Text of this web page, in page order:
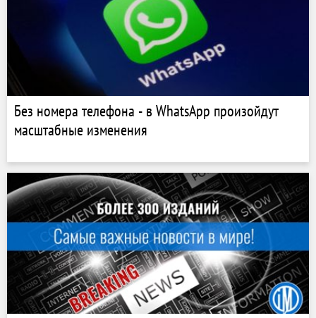
Без номера телефона - в WhatsApp произойдут
масштабные изменения